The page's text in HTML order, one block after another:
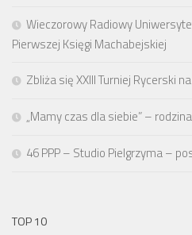
Wieczorowy Radiowy
Pierwszej Księgi Machabejskiej
Zbliża się XXIII Turniej Rycerski
„Mamy czas dla siebie” –
46 PPP – Studio Pielgrzyma –
TOP 10